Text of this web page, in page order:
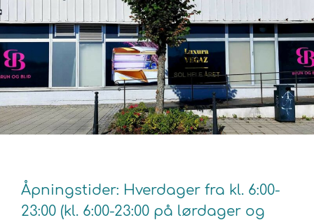
Åpningstider: Hverdager fra kl. 6:00-
23:00 (kl. 6:00-23:00 på lørdager og